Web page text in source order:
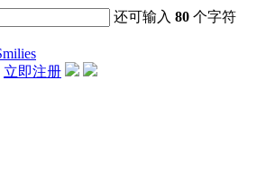
还可输入80 个字符
立即注册